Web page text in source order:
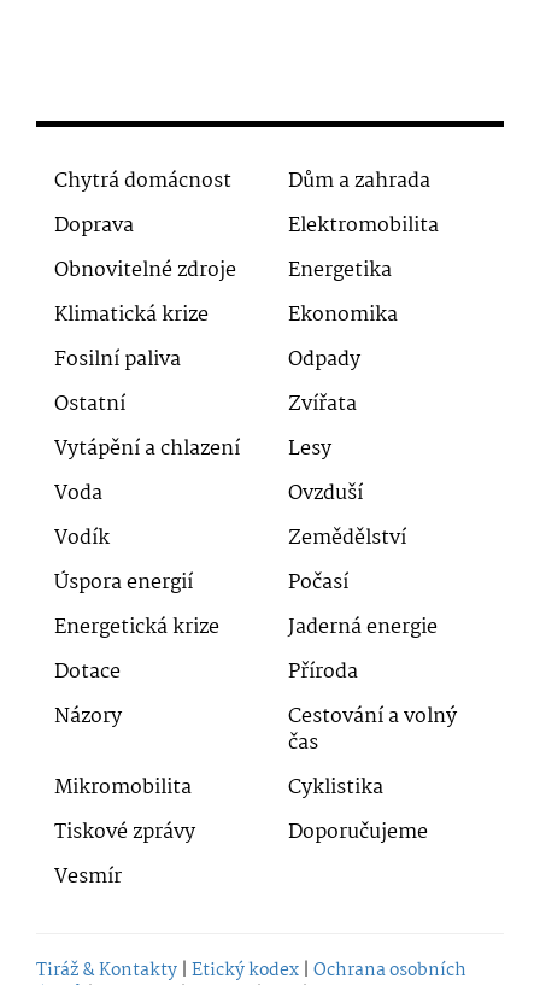
Chytrá domácnost
Dům a zahrada
Doprava
Elektromobilita
Obnovitelné zdroje
Energetika
Klimatická krize
Ekonomika
Fosilní paliva
Odpady
Ostatní
Zvířata
Vytápění a chlazení
Lesy
Voda
Ovzduší
Vodík
Zemědělství
Úspora energií
Počasí
Energetická krize
Jaderná energie
Dotace
Příroda
Názory
Cestování a volný
čas
Mikromobilita
Cyklistika
Tiskové zprávy
Doporučujeme
Vesmír
Tiráž & Kontakty | Etický kodex | Ochrana osobních